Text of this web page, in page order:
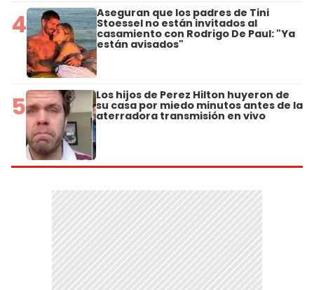
4 Aseguran que los padres de Tini
Stoessel no están invitados al
casamiento con Rodrigo De Paul: "Ya
están avisados"
5 Los hijos de Perez Hilton huyeron de
su casa por miedo minutos antes de la
aterradora transmisión en vivo